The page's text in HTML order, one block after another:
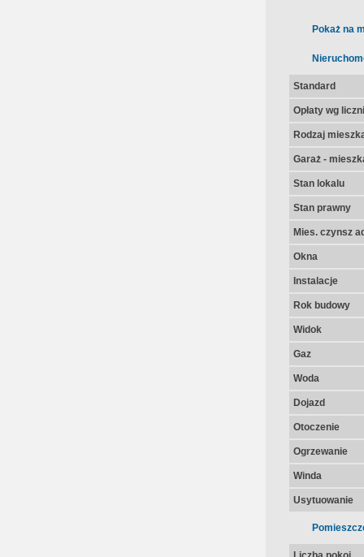
Pokaż na
Standard
Opłaty wg
Rodzaj
Garaż -
Stan lokalu
Stan prawny
Mies. czynsz
Okna
Instalacje
Rok budowy
Widok
Gaz
Woda
Dojazd
Otoczenie
Ogrzewanie
Winda
Usytuowanie